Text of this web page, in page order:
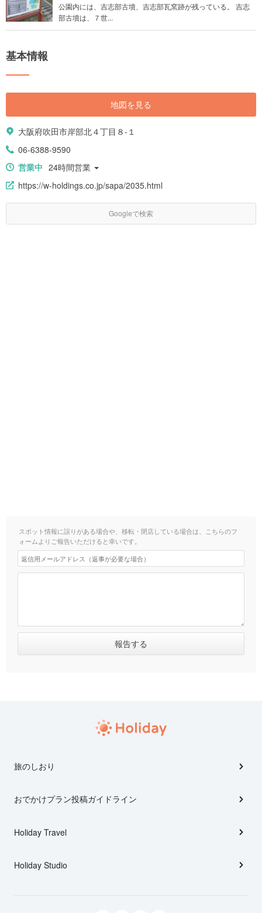
公園内には、吉志部古墳、吉志部瓦窯跡が残っている。 吉志
部古墳は、７世...
基本情報
地図を見る
大阪府吹田市岸部北４丁目８-１
06-6388-9590
営業中 24時間営業
https://w-holdings.co.jp/sapa/2035.html
Googleで検索
スポット情報に誤りがある場合や、移転・閉店している場合は、こちらのフ
ォームよりご報告いただけると幸いです。
旅のしおり
おでかけプラン投稿ガイドライン
Holiday Travel
Holiday Studio